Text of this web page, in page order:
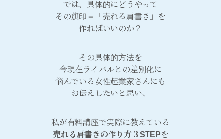
では、具体的にどうやって
その旗印＝「売れる肩書き」を
作ればいいのか？
その具体的方法を
今現在ライバルとの差別化に
悩んでいる女性起業家さんにも
お伝えしたいと思い、
私が有料講座で実際に教えている
売れる肩書きの作り方３STEPを